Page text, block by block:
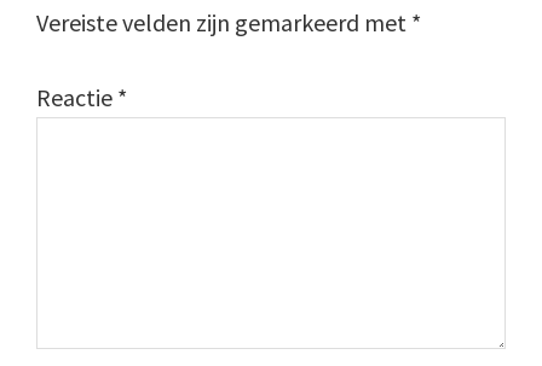
Vereiste velden zijn gemarkeerd met *
Reactie *